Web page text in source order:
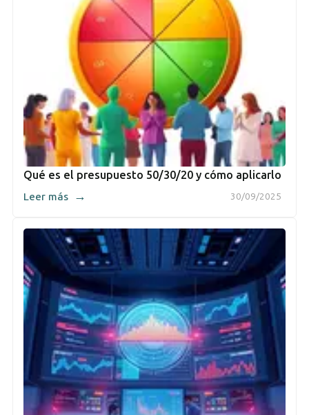
Qué es el presupuesto 50/30/20 y cómo aplicarlo
30/09/2025
Leer más →